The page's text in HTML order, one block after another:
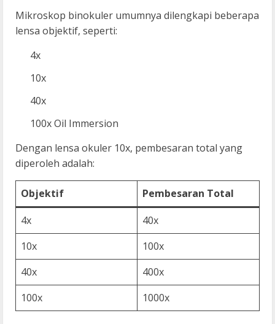
Mikroskop binokuler umumnya dilengkapi beberapa
lensa objektif, seperti:
4x
10x
40x
100x Oil Immersion
Dengan lensa okuler 10x, pembesaran total yang
diperoleh adalah:
Objektif
Pembesaran Total
4x
40x
10x
100x
40x
400x
100x
1000x